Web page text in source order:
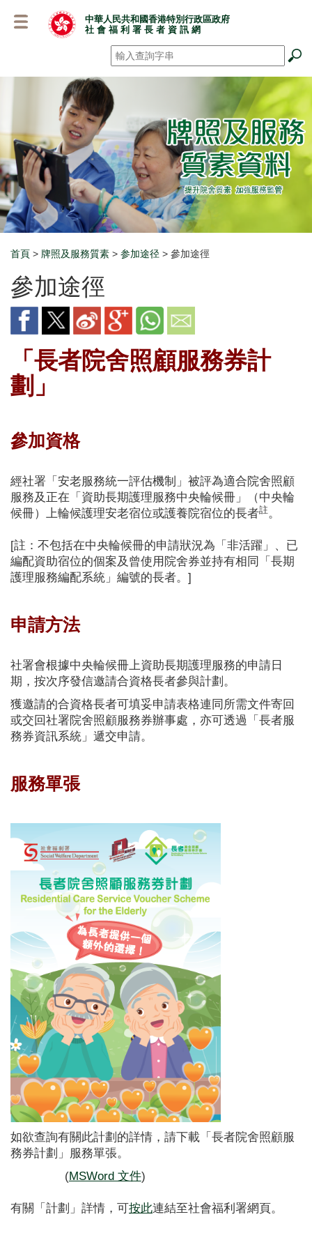
容
中華人民共和國香港特別行政區政府
社 會 福 利 署 長 者 資 訊 網
搜尋 *
Breadcrumb
首頁 > 牌照及服務質素 > 参加途径 > 參加途徑
參加途徑
「長者院舍照顧服務券計
劃」
參加資格
經社署「安老服務統一評估機制」被評為適合院舍照顧
服務及正在「資助長期護理服務中央輪候冊」（中央輪
候冊）上輪候護理安老宿位或護養院宿位的長者註。
[註：不包括在中央輪候冊的申請狀況為「非活躍」、已
編配資助宿位的個案及曾使用院舍券並持有相同「長期
護理服務編配系統」編號的長者。]
申請方法
社署會根據中央輪候冊上資助長期護理服務的申請日
期，按次序發信邀請合資格長者參與計劃。
獲邀請的合資格長者可填妥申請表格連同所需文件寄回
或交回社署院舍照顧服務券辦事處，亦可透過「長者服
務券資訊系統」遞交申請。
服務單張
如欲查詢有關此計劃的詳情，請下載「長者院舍照顧服
務券計劃」服務單張。
(MSWord 文件)
有關「計劃」詳情，可按此連結至社會福利署網頁。